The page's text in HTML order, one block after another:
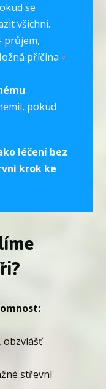
se
všichni.
průjem,
příčina =
pokud
léčení bez
krok ke
obzvlášť
střevní